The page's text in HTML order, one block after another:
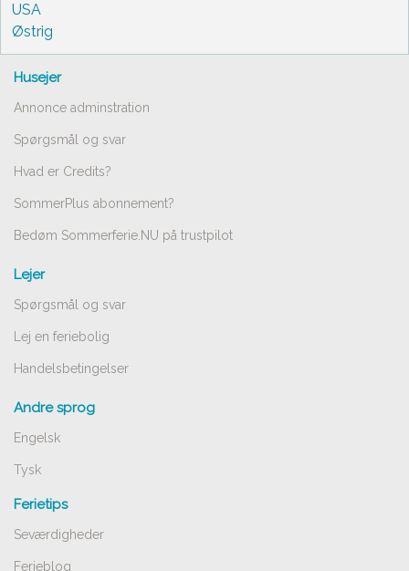
USA
Østrig
Husejer
Annonce adminstration
Spørgsmål og svar
Hvad er Credits?
SommerPlus abonnement?
Bedøm Sommerferie.NU på trustpilot
Lejer
Spørgsmål og svar
Lej en feriebolig
Handelsbetingelser
Andre sprog
Engelsk
Tysk
Ferietips
Seværdigheder
Ferieblog